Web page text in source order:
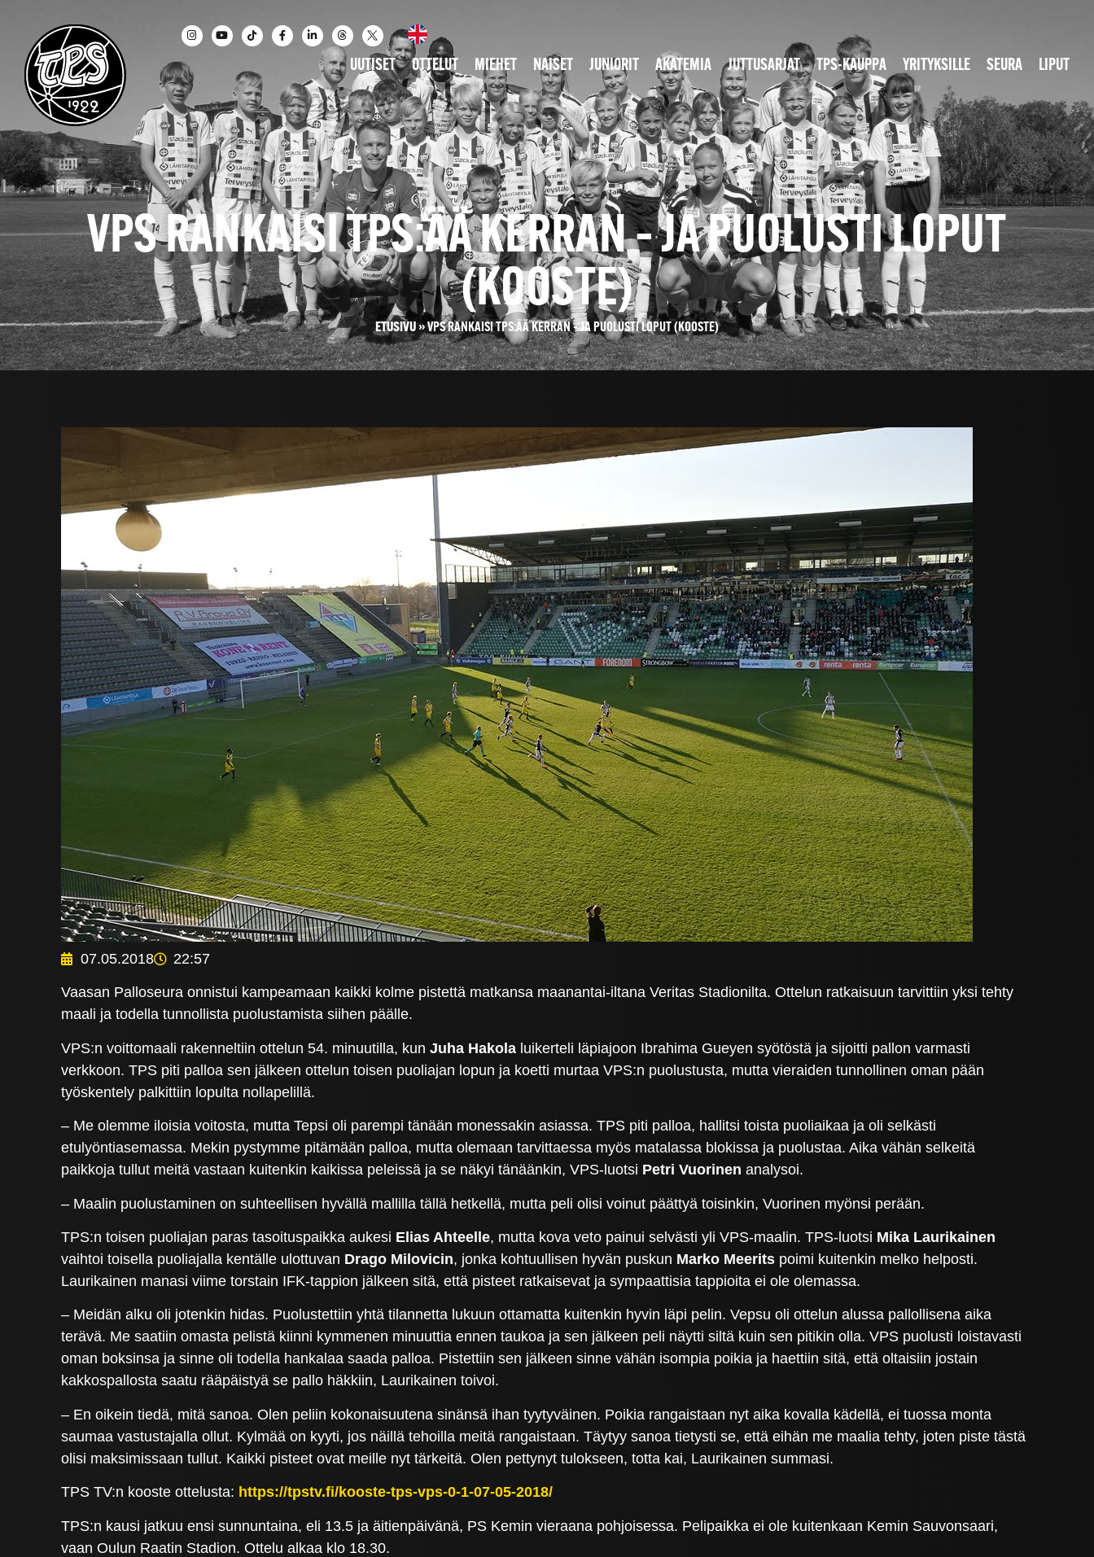
UUTISET OTTELUT MIEHET NAISET JUNIORIT AKATEMIA JUTTUSARJAT TPS-KAUPPA YRITYKSILLE SEURA LIPUT
VPS RANKAISI TPS:ÄÄ KERRAN – JA PUOLUSTI LOPUT
(KOOSTE)
ETUSIVU»VPS RANKAISI TPS:ÄÄ KERRAN – JA PUOLUSTI LOPUT (KOOSTE)
07.05.2018 22:57
Vaasan Palloseura onnistui kampeamaan kaikki kolme pistettä matkansa maanantai-iltana Veritas Stadionilta. Ottelun ratkaisuun tarvittiin yksi tehty
maali ja todella tunnollista puolustamista siihen päälle.
VPS:n voittomaali rakenneltiin ottelun 54. minuutilla, kunJuha Hakola luikerteli läpiajoon Ibrahima Gueyen syötöstä ja sijoitti pallon varmasti
verkkoon. TPS piti palloa sen jälkeen ottelun toisen puoliajan lopun ja koetti murtaa VPS:n puolustusta, mutta vieraiden tunnollinen oman pään
työskentely palkittiin lopulta nollapelillä.
– Me olemme iloisia voitosta, mutta Tepsi oli parempi tänään monessakin asiassa. TPS piti palloa, hallitsi toista puoliaikaa ja oli selkästi
etulyöntiasemassa. Mekin pystymme pitämään palloa, mutta olemaan tarvittaessa myös matalassa blokissa ja puolustaa. Aika vähän selkeitä
paikkoja tullut meitä vastaan kuitenkin kaikissa peleissä ja se näkyi tänäänkin, VPS-luotsi Petri Vuorinen analysoi.
– Maalin puolustaminen on suhteellisen hyvällä mallilla tällä hetkellä, mutta peli olisi voinut päättyä toisinkin, Vuorinen myönsi perään.
TPS:n toisen puoliajan paras tasoituspaikka aukesi Elias Ahteelle, mutta kova veto painui selvästi yli VPS-maalin. TPS-luotsi Mika Laurikainen
vaihtoi toisella puoliajalla kentälle ulottuvan Drago Milovicin, jonka kohtuullisen hyvän puskun Marko Meerits poimi kuitenkin melko helposti.
Laurikainen manasi viime torstain IFK-tappion jälkeen sitä, että pisteet ratkaisevat ja sympaattisia tappioita ei ole olemassa.
– Meidän alku oli jotenkin hidas. Puolustettiin yhtä tilannetta lukuun ottamatta kuitenkin hyvin läpi pelin. Vepsu oli ottelun alussa pallollisena aika
terävä. Me saatiin omasta pelistä kiinni kymmenen minuuttia ennen taukoa ja sen jälkeen peli näytti siltä kuin sen pitikin olla. VPS puolusti loistavasti
oman boksinsa ja sinne oli todella hankalaa saada palloa. Pistettiin sen jälkeen sinne vähän isompia poikia ja haettiin sitä, että oltaisiin jostain
kakkospallosta saatu rääpäistyä se pallo häkkiin, Laurikainen toivoi.
– En oikein tiedä, mitä sanoa. Olen peliin kokonaisuutena sinänsä ihan tyytyväinen. Poikia rangaistaan nyt aika kovalla kädellä, ei tuossa monta
saumaa vastustajalla ollut. Kylmää on kyyti, jos näillä tehoilla meitä rangaistaan. Täytyy sanoa tietysti se, että eihän me maalia tehty, joten piste tästä
olisi maksimissaan tullut. Kaikki pisteet ovat meille nyt tärkeitä. Olen pettynyt tulokseen, totta kai, Laurikainen summasi.
TPS TV:n kooste ottelusta: https://tpstv.fi/kooste-tps-vps-0-1-07-05-2018/
TPS:n kausi jatkuu ensi sunnuntaina, eli 13.5 ja äitienpäivänä, PS Kemin vieraana pohjoisessa. Pelipaikka ei ole kuitenkaan Kemin Sauvonsaari,
vaan Oulun Raatin Stadion. Ottelu alkaa klo 18.30.